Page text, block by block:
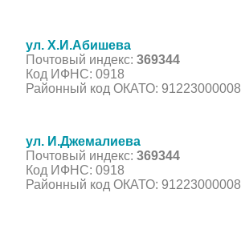
ул. Х.И.Абишева
Почтовый индекс: 369344
Код ИФНС: 0918
Районный код ОКАТО: 91223000008
ул. И.Джемалиева
Почтовый индекс: 369344
Код ИФНС: 0918
Районный код ОКАТО: 91223000008